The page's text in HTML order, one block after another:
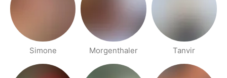
Simone Morgenthaler Tanvir